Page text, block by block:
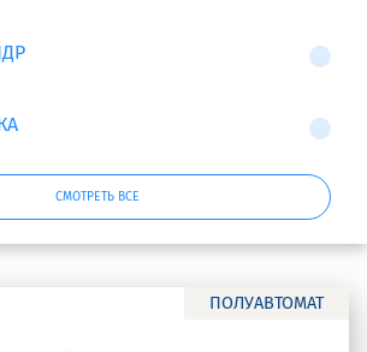
СМОТРЕТЬ ВСЕ
ПОЛУАВТОМАТ